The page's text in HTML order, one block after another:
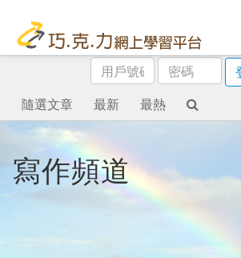
用
戶
號
碼
密
碼
隨選文章
最新 最熱
寫作頻道